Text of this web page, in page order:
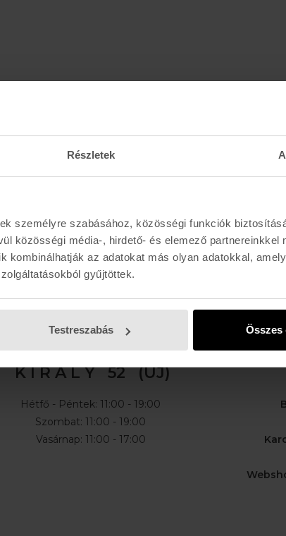
Részletek
személyre szabásához, közösségi funkciók
közösségi média-, hirdető- és elemező partnereinkkel
kombinálhatják az adatokat más olyan adatokkal,
gyűjtöttek.
Testreszabás Összes
K I R Á L Y 52 (ÚJ)
Hétfő - Péntek: 11:00 - 19:00
Szombat: 11:00 - 19:00
Vasárnap: 11:00 - 17:00